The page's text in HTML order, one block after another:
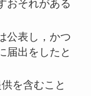
おそれがある
公表し，かつ
届出をしたと
を含むこと